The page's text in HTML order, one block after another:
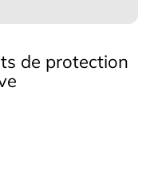
de protection